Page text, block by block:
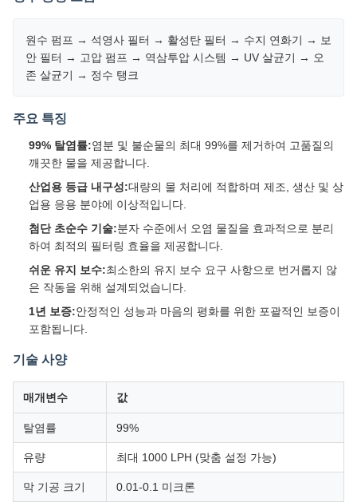
원수 펌프 → 석영사 필터 → 활성탄 필터 → 수지 연화기 → 보
안 필터 → 고압 펌프 → 역삼투압 시스템 → UV 살균기 → 오
존 살균기 → 정수 탱크
주요 특징
99% 탈염률:염분 및 불순물의 최대 99%를 제거하여 고품질의
깨끗한 물을 제공합니다.
산업용 등급 내구성:대량의 물 처리에 적합하며 제조, 생산 및 상
업용 응용 분야에 이상적입니다.
첨단 초순수 기술:분자 수준에서 오염 물질을 효과적으로 분리
하여 최적의 필터링 효율을 제공합니다.
쉬운 유지 보수:최소한의 유지 보수 요구 사항으로 번거롭지 않
은 작동을 위해 설계되었습니다.
1년 보증:안정적인 성능과 마음의 평화를 위한 포괄적인 보증이
포함됩니다.
기술 사양
매개변수 값
탈염률 99%
유량 최대 1000 LPH (맞춤 설정 가능)
막 기공 크기 0.01-0.1 미크론